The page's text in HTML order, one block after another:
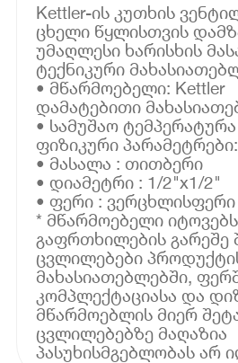
Kettler-ის კუთხის
ცხელი წყლისთვის
უმაღლესი ხარისხის
ტექნიკური
• მწარმოებელი: Kettler
დამატებითი
• სამუშაო ტემპერატურა
ფიზიკური პარამეტრები:
• მასალა : თითბერი
• დიამეტრი : 1/2"x1/2"
• ფერი : ვერცხლისფერი
* მწარმოებელი
გაფრთხილების გარეშე
ცვლილებები
მახასიათებლებში,
კომპლექტაციასა და
მწარმოებლის მიერ
ცვლილებებზე მაღაზია
პასუხისმგებლობას არ